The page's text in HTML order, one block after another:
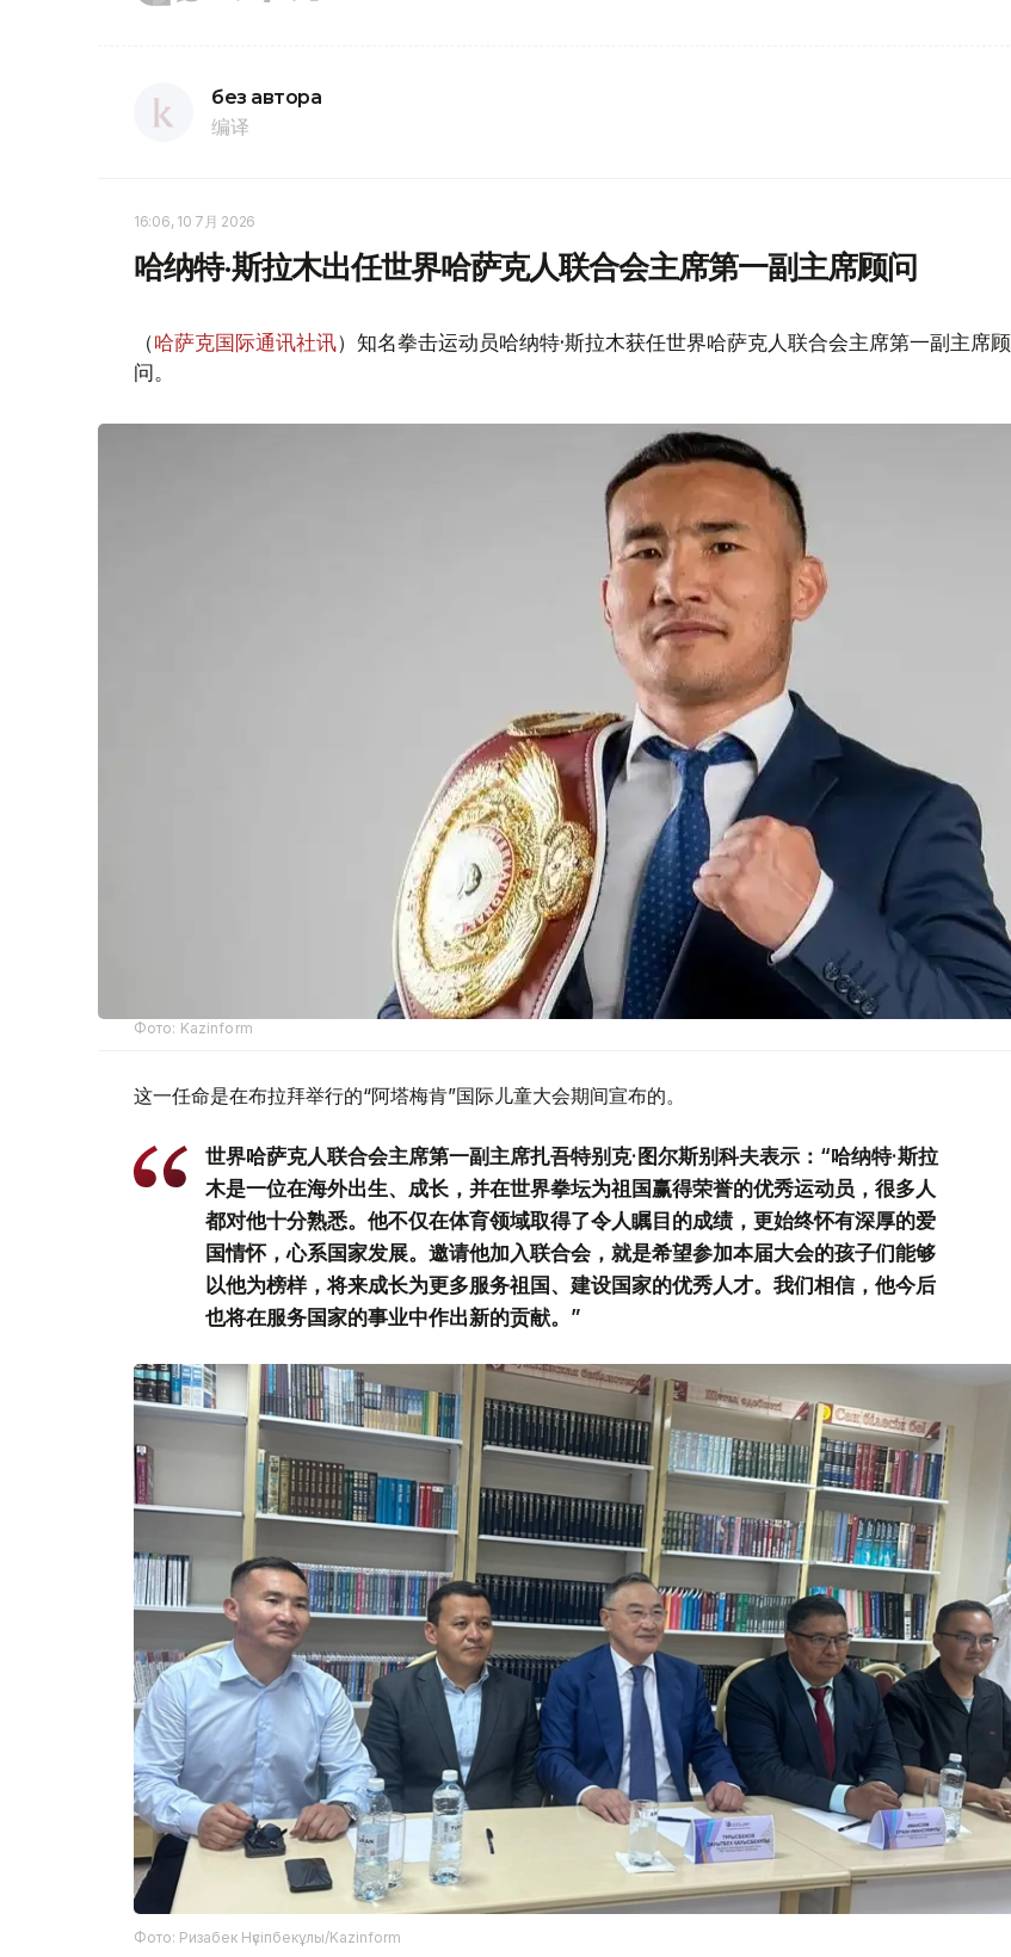
без автора
编译
16:06, 10 7月 2026
哈纳特·斯拉木出任世界哈萨克人联合会主席第一副主席顾问
（哈萨克国际通讯社讯）知名拳击运动员哈纳特·斯拉木获任世界哈萨克人联合会主席第一副主席顾
问。
Фото: Kazinform
这一任命是在布拉拜举行的“阿塔梅肯”国际儿童大会期间宣布的。
世界哈萨克人联合会主席第一副主席扎吾特别克·图尔斯别科夫表示：“哈纳特·斯拉
木是一位在海外出生、成长，并在世界拳坛为祖国赢得荣誉的优秀运动员，很多人
都对他十分熟悉。他不仅在体育领域取得了令人瞩目的成绩，更始终怀有深厚的爱
国情怀，心系国家发展。邀请他加入联合会，就是希望参加本届大会的孩子们能够
以他为榜样，将来成长为更多服务祖国、建设国家的优秀人才。我们相信，他今后
也将在服务国家的事业中作出新的贡献。”
Фото: Ризабек Нүсіпбекұлы/Kazinform